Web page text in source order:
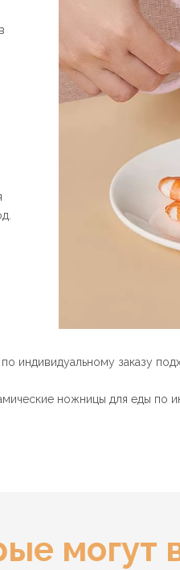
индивидуальному заказу
ножницы для еды по
могут